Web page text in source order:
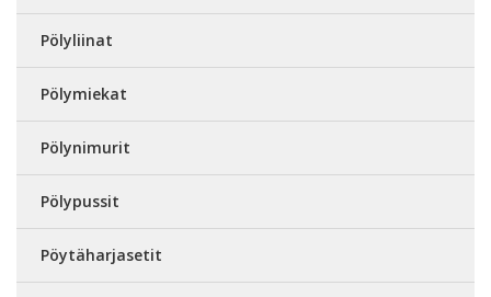
Pölyliinat
Pölymiekat
Pölynimurit
Pölypussit
Pöytäharjasetit